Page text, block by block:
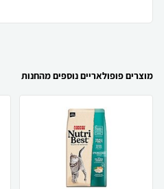
מוצרים פופולאריים נוספים מהחנות